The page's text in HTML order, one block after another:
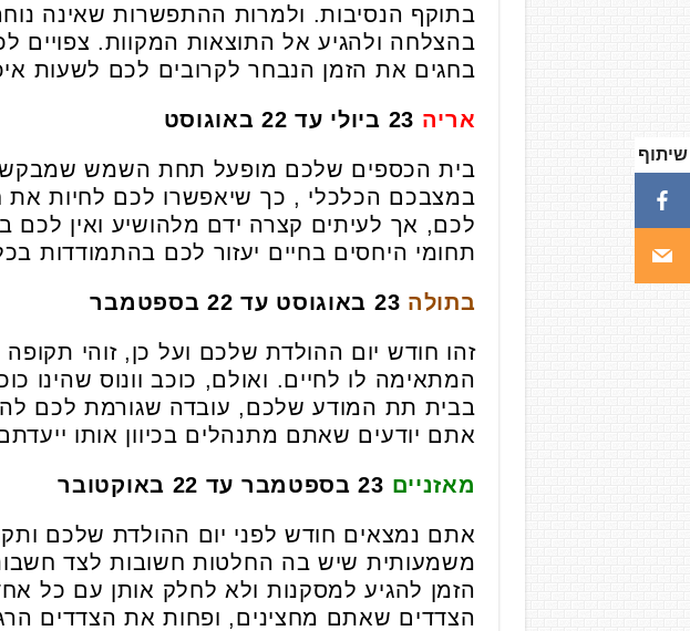
בתוקף הנסיבות. ולמרות ההתפשרות שאינה
בהצלחה ולהגיע אל התוצאות המקוות.
בחגים את הזמן הנבחר לקרובים לכם לשעות
אריה
בית הכספים שלכם מופעל תחת השמש שמבקשת
במצבכם הכלכלי , כך שיאפשרו לכם לחיות
לכם, אך לעיתים קצרה ידם מלהושיע ואין
תחומי היחסים בחיים יעזור לכם בהתמודדות
בתולה
זהו חודש יום ההולדת שלכם ועל כן, זוהי
המתאימה לו לחיים. ואולם, כוכב וונוס שהינו
בבית תת המודע שלכם, עובדה שגורמת לכם
אתם יודעים שאתם מתנהלים בכיוון אותו
מאזניים
אתם נמצאים חודש לפני יום ההולדת שלכם
משמעותית שיש בה החלטות חשובות לצד
הזמן להגיע למסקנות ולא לחלק אותן עם כל
הצדדים שאתם מחצינים, ופחות את הצדדים
שיתוף